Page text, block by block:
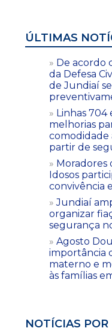
ÚLTIMAS
De acordo
da Defesa
de Jundiaí
Linhas 704
melhorias
comodidade
partir de
Moradores
Idosos
convivência
Jundiaí
organizar
segurança
Agosto
importância
materno e
às famílias
NOTÍCIAS POR